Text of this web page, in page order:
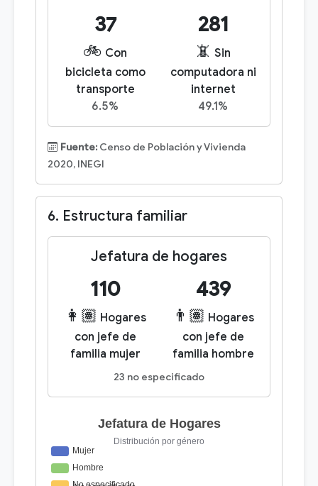
37
🚲 Con
bicicleta como
transporte
6.5%
281
📵 Sin
computadora ni
internet
49.1%
Fuente: Censo de Población y Vivienda
2020, INEGI
6. Estructura familiar
Jefatura de hogares
110
👩🏽 Hogares
con jefe de
familia mujer
439
👨🏽 Hogares
con jefe de
familia hombre
23 no especificado